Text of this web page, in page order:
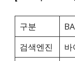
구분
검색엔진